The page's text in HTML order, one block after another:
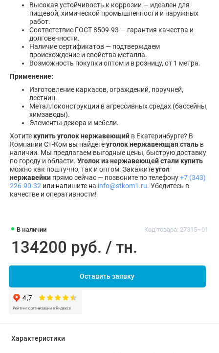
В наличии Код товара: 27315~01
134200 руб. / тн.
Оставить заявку
Высокая устойчивость к коррозии — идеален для
пищевой, химической промышленности и наружных
работ.
Соответствие ГОСТ 8509-93 — гарантия качества и
долговечности.
Наличие сертификатов — подтверждаем
происхождение и свойства металла.
Возможность покупки оптом и в розницу, от 1 метра.
Применение:
Изготовление каркасов, ограждений, поручней,
лестниц.
Металлоконструкции в агрессивных средах (бассейны,
химзаводы).
Элементы декора и мебели.
Хотите купить уголок нержавеющий в Екатеринбурге? В
Компании Ст-Ком вы найдетеуголок нержавеющая сталь в
наличии. Мы предлагаем выгодные цены, быструю доставку
по городу и области. Уголок из нержавеющей стали купить
можно как поштучно, так и оптом. Закажитеугол
нержавейки прямо сейчас — позвоните по телефону+7 (343)
226-90-32 или напишите на info@stkom1.ru. Убедитесь в
качестве и оперативности!
Характеристики